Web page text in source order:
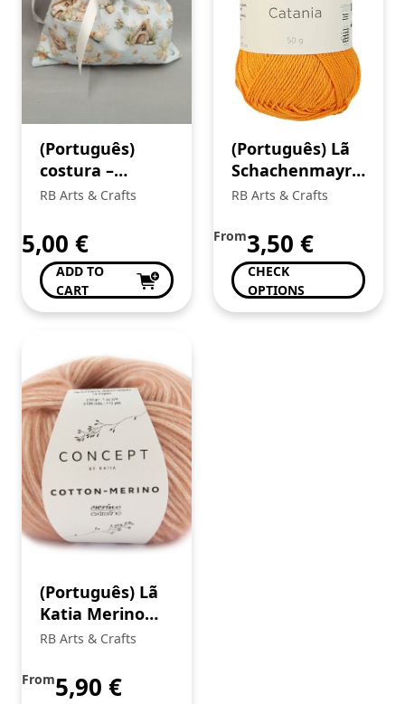
(Português)
costura –
trabalhos
RB Arts & Crafts
5,00 €
ADD TO
CART
(Português) Lã
Schachenmayr
Catania
RB Arts & Crafts
From3,50 €
CHECK
OPTIONS
(Português) Lã
Katia Merino
Baby
RB Arts & Crafts
From5,90 €